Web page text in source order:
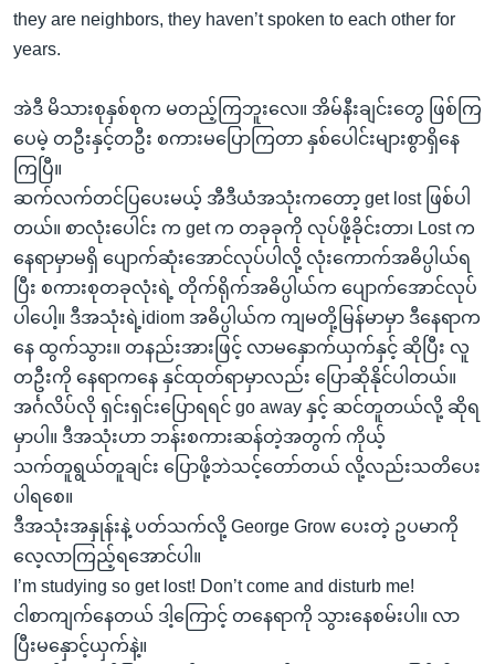
they are neighbors, they haven’t spoken to each other for
years.
အဲဒီ မိသားစုနှစ်စုက မတည့်ကြဘူးလေ။ အိမ်နီးချင်းတွေ ဖြစ်ကြ
ပေမဲ့ တဦးနှင့်တဦး စကားမပြောကြတာ နှစ်ပေါင်းများစွာရှိနေ
ကြပြီ။
ဆက်လက်တင်ပြပေးမယ့် အီဒီယံအသုံးကတော့ get lost ဖြစ်ပါ
တယ်။ စာလုံးပေါင်း က get က တခုခုကို လုပ်ဖို့ခိုင်းတာ၊ Lost က
နေရာမှာမရှိ ပျောက်ဆုံးအောင်လုပ်ပါလို့ လုံးကောက်အဓိပ္ပါယ်ရ
ပြီး စကားစုတခုလုံးရဲ့ တိုက်ရိုက်အဓိပ္ပါယ်က ပျောက်အောင်လုပ်
ပါပေါ့။ ဒီအသုံးရဲ့idiom အဓိပ္ပါယ်က ကျမတို့မြန်မာမှာ ဒီနေရာက
နေ ထွက်သွား။ တနည်းအားဖြင့် လာမနှောက်ယှက်နှင့် ဆိုပြီး လူ
တဦးကို နေရာကနေ နှင်ထုတ်ရာမှာလည်း ပြောဆိုနိုင်ပါတယ်။
အင်္ဂလိပ်လို ရှင်းရှင်းပြောရရင် go away နှင့် ဆင်တူတယ်လို့ ဆိုရ
မှာပါ။ ဒီအသုံးဟာ ဘန်းစကားဆန်တဲ့အတွက် ကိုယ့်
သက်တူရွယ်တူချင်း ပြောဖို့ဘဲသင့်တော်တယ် လို့လည်းသတိပေး
ပါရစေ။
ဒီအသုံးအနှုန်းနဲ့ ပတ်သက်လို့ George Grow ပေးတဲ့ ဥပမာကို
လေ့လာကြည့်ရအောင်ပါ။
I’m studying so get lost! Don’t come and disturb me!
ငါစာကျက်နေတယ် ဒါ့ကြောင့် တနေရာကို သွားနေစမ်းပါ။ လာ
ပြီးမနှောင့်ယှက်နဲ့။